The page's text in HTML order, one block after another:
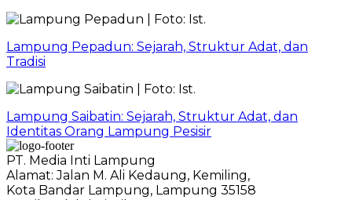
Lampung Pepadun: Sejarah, Struktur Adat, dan
Tradisi
Lampung Saibatin: Sejarah, Struktur Adat, dan
Identitas Orang Lampung Pesisir
PT. Media Inti Lampung
Alamat: Jalan M. Ali Kedaung, Kemiling,
Kota Bandar Lampung, Lampung 35158